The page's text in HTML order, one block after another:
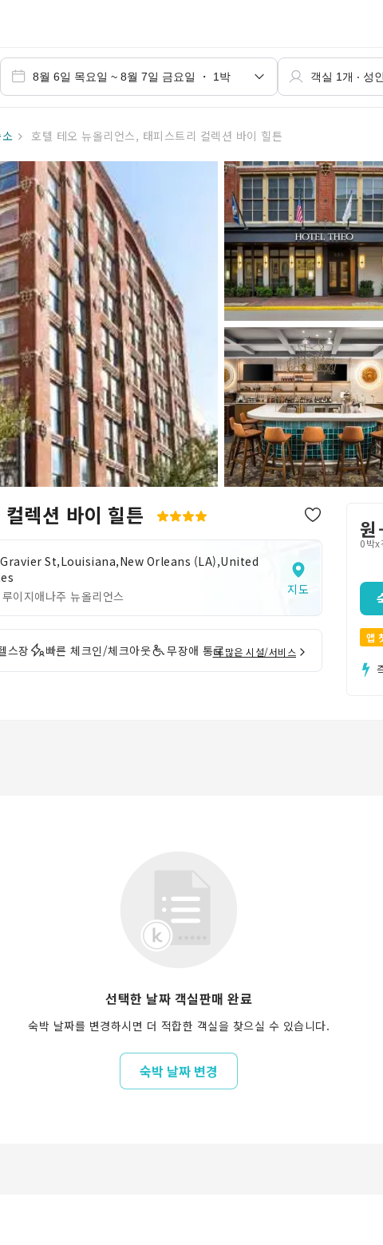
호텔 테오 뉴올리언스, 태피스트리 컬렉션 바이 힐튼
렉션 바이 힐튼
St,Louisiana,New Orleans (LA),United
이지애나주 뉴올리언스
지도
스장 빠른 체크인/체크아웃 무장애 통로더 많은 시설/서비스
원
0박x
앱
선택한 날짜 객실판매 완료
숙박 날짜를 변경하시면 더 적합한 객실을 찾으실 수 있습니다.
숙박 날짜 변경